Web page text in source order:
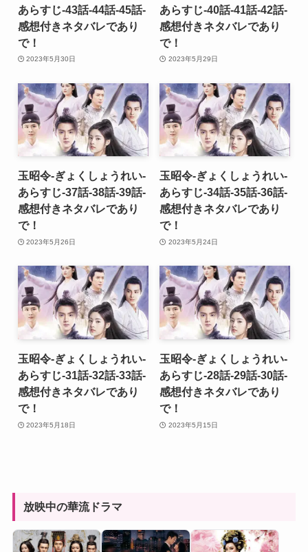
あらすじ-43話-44話-45話-
感想付きネタバレであり
で！
2023年5月30日
あらすじ-40話-41話-42話-
感想付きネタバレであり
で！
2023年5月29日
玉昭令-ぎょくしょうれい-
あらすじ-37話-38話-39話-
感想付きネタバレであり
で！
2023年5月26日
玉昭令-ぎょくしょうれい-
あらすじ-34話-35話-36話-
感想付きネタバレであり
で！
2023年5月24日
玉昭令-ぎょくしょうれい-
あらすじ-31話-32話-33話-
感想付きネタバレであり
で！
2023年5月18日
玉昭令-ぎょくしょうれい-
あらすじ-28話-29話-30話-
感想付きネタバレであり
で！
2023年5月15日
放映中の華流ドラマ